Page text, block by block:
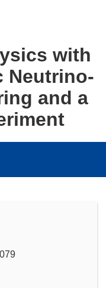
with
Neutrino-
and a